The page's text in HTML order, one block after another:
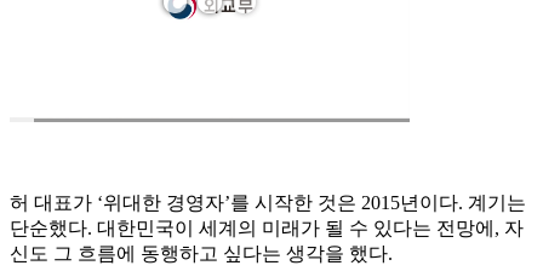
허 대표가 ‘위대한 경영자’를 시작한 것은 2015년이다. 계기는
단순했다. 대한민국이 세계의 미래가 될 수 있다는 전망에, 자
신도 그 흐름에 동행하고 싶다는 생각을 했다.